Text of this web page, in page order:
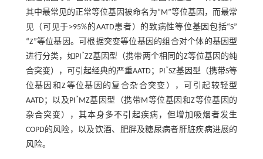
其中最常见的正常等位基因被命名为“M”等位基因，而最常
见（可见于>95%的AATD患者）的致病性等位基因包括“S”
“Z”等位基因。可根据突变等位基因的组合对个体的基因型
进行分类，如PI *ZZ基因型（携带两个相同的Z等位基因的纯
合突变），可引起经典的严重AATD；PI *SZ基因型（携带S等
位基因和Z等位基因的复合杂合突变），可引起较轻型
AATD；以及PI * MZ基因型（携带M等位基因和Z等位基因的
杂合突变），其本身多不引起疾病，但增加吸烟者发生
COPD的风险，以及饮酒、肥胖及糖尿病者肝脏疾病进展的
风险。